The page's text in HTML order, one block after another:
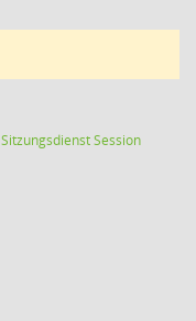
SitzungsdienstSession(Wird in